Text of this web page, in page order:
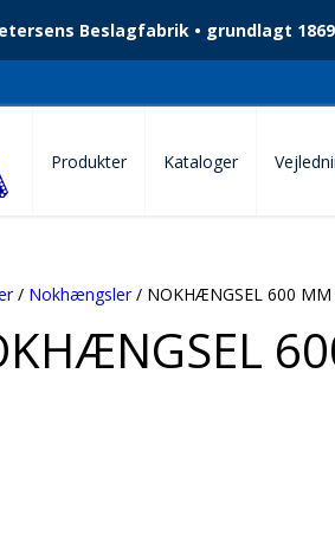
Beslagfabrik • grundlagt 1869
Produkter Kataloger
/ Nokhængsler/ NOKHÆNGSEL 600